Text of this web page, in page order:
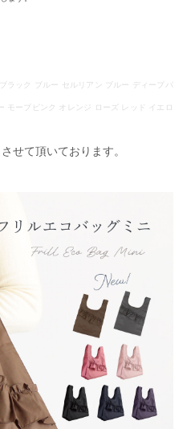
ラック ブルー セルリアン ブルー ディープパ
モーブピンク オレンジ ローズ レッド イエロ
せて頂いております。